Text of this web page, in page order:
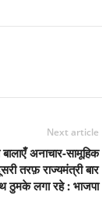
Next article
अनाचार-सामूहिक
तरफ़ राज्यमंत्री बार
ठुमके लगा रहे : भाजपा